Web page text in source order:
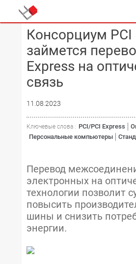
Консорциум PCI
займется
Express на
связь
11.08.2023
Ключевые слова : PCI/PCI Express
Персональные компьютеры
Перевод
электронных на
технологии позволит
повысить
шины и снизить
энергии.